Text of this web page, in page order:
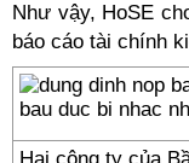
Như vậy, HoSE
báo cáo tài chính